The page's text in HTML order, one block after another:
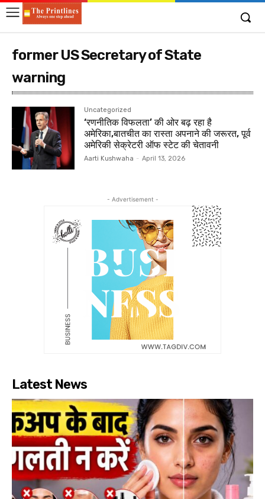
former US Secretary of State
warning
Uncategorized
‘रणनीतिक विफलता’ की ओर बढ़ रहा है
अमेरिका,बातचीत का रास्ता अपनाने की जरूरत, पूर्व
अमेरिकी सेक्रेटरी ऑफ स्टेट की चेतावनी
Aarti Kushwaha - April 13, 2026
- Advertisement -
Latest News